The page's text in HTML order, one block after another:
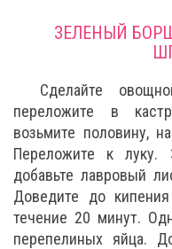
ЗЕЛЕНЫЙ
Сделайте
переложите в
возьмите половину,
Переложите к луку.
добавьте лавровый
Доведите до
течение 20 минут.
перепелиных яйца.